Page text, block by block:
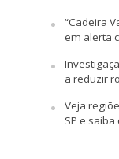
“Cadeira
em alerta
a reduzir
Veja
SP e